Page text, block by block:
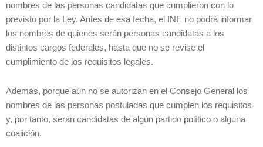
nombres de las personas candidatas que cumplieron con lo
previsto por la Ley. Antes de esa fecha, el INE no podrá informar
los nombres de quienes serán personas candidatas a los
distintos cargos federales, hasta que no se revise el
cumplimiento de los requisitos legales.
Además, porque aún no se autorizan en el Consejo General los
nombres de las personas postuladas que cumplen los requisitos
y, por tanto, serán candidatas de algún partido político o alguna
coalición.